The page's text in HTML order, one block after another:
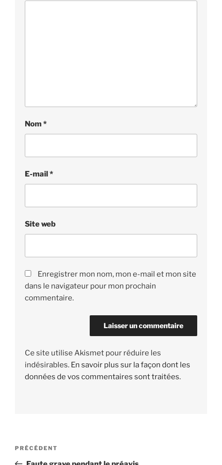
Nom*
E-mail*
Site web
Enregistrer mon nom, mon e-mail et mon site
dans le navigateur pour mon prochain
commentaire.
Ce site utilise Akismet pour réduire les
indésirables. En savoir plus sur la façon dont les
données de vos commentaires sont traitées.
Navigation
Article
précédent
PRÉCÉDENT